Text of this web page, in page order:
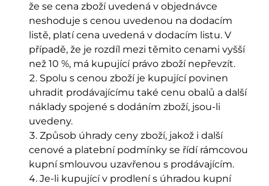
že se cena zboží uvedená v objednávce
neshoduje s cenou uvedenou na dodacím
listě, platí cena uvedená v dodacím listu. V
případě, že je rozdíl mezi těmito cenami vyšší
než 10 %, má kupující právo zboží nepřevzít.
Spolu s cenou zboží je kupující povinen
uhradit prodávajícímu také cenu obalů a další
náklady spojené s dodáním zboží, jsou-li
uvedeny.
Způsob úhrady ceny zboží, jakož i další
cenové a platební podmínky se řídí rámcovou
kupní smlouvou uzavřenou s prodávajícím.
Je-li kupující v prodlení s úhradou kupní